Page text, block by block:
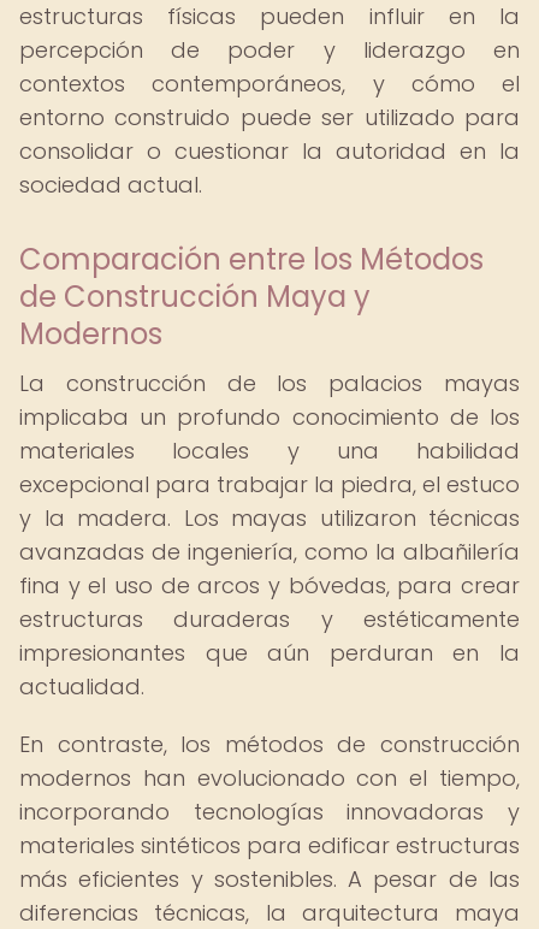
estructuras físicas pueden influir en la
percepción de poder y liderazgo en
contextos contemporáneos, y cómo el
entorno construido puede ser utilizado para
consolidar o cuestionar la autoridad en la
sociedad actual.
Comparación entre los Métodos
de Construcción Maya y
Modernos
La construcción de los palacios mayas
implicaba un profundo conocimiento de los
materiales locales y una habilidad
excepcional para trabajar la piedra, el estuco
y la madera. Los mayas utilizaron técnicas
avanzadas de ingeniería, como la albañilería
fina y el uso de arcos y bóvedas, para crear
estructuras duraderas y estéticamente
impresionantes que aún perduran en la
actualidad.
En contraste, los métodos de construcción
modernos han evolucionado con el tiempo,
incorporando tecnologías innovadoras y
materiales sintéticos para edificar estructuras
más eficientes y sostenibles. A pesar de las
diferencias técnicas, la arquitectura maya